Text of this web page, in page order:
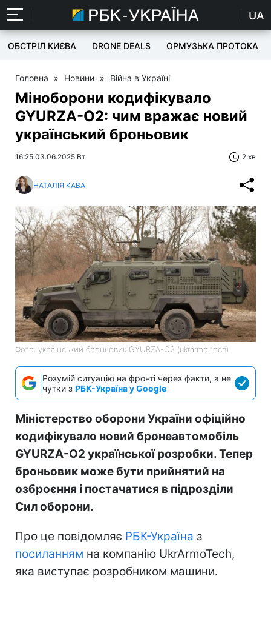
UA
ОБСТРІЛ КИЄВА DRONE DEALS ОРМУЗЬКА ПРОТОКА
Головна » Новини » Війна в Україні
Міноборони кодифікувало
GYURZA-O2: чим вражає новий
український броньовик
16:25 03.06.2025 Вт 2 хв
НАТАЛІЯ КАВА
Фото: український броньовик GYURZA-O2 (ukrarmo.tech)
Розумій ситуацію на фронті через факти, а не
чутки з РБК-Україна у Google
Міністерство оборони України офіційно
кодифікувало новий бронеавтомобіль
GYURZA-O2 української розробки. Тепер
броньовик може бути прийнятий на
озброєння і постачатися в підрозділи
Сил оборони.
Про це повідомляє РБК-Україна з
посиланням на компанію UkrArmoTech,
яка виступає розробником машини.